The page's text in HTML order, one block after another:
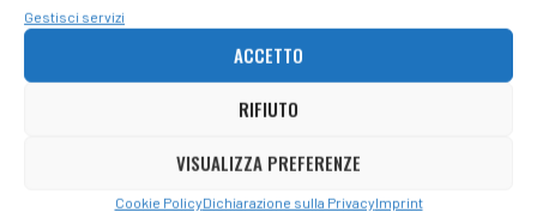
Gestisci servizi
ACCETTO
RIFIUTO
VISUALIZZA PREFERENZE
Cookie PolicyDichiarazione sulla PrivacyImprint